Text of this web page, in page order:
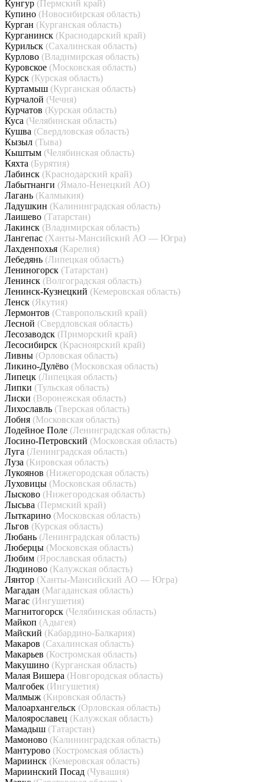
Кунгур (Пермский край)
Купино (Новосибирская область)
Курган (Курганская область)
Курганинск (Краснодарский край)
Курильск (Сахалинская область)
Курлово (Владимирская область)
Куровское (Московская область)
Курск (Курская область)
Куртамыш (Курганская область)
Курчалой (Чечня)
Курчатов (Курская область)
Куса (Челябинская область)
Кушва (Свердловская область)
Кызыл (Тыва)
Кыштым (Челябинская область)
Кяхта (Бурятия)
Лабинск (Краснодарский край)
Лабытнанги (Ямало-Ненецкий АО)
Лагань (Калмыкия)
Ладушкин (Калининградская область)
Лаишево (Татарстан)
Лакинск (Владимирская область)
Лангепас (Ханты-Мансийский АО — Югра)
Лахденпохья (Карелия)
Лебедянь (Липецкая область)
Лениногорск (Татарстан)
Ленинск (Волгоградская область)
Ленинск-Кузнецкий (Кемеровская область)
Ленск (Якутия)
Лермонтов (Ставропольский край)
Лесной (Свердловская область)
Лесозаводск (Приморский край)
Лесосибирск (Красноярский край)
Ливны (Орловская область)
Ликино-Дулёво (Московская область)
Липецк (Липецкая область)
Липки (Тульская область)
Лиски (Воронежская область)
Лихославль (Тверская область)
Лобня (Московская область)
Лодейное Поле (Ленинградская область)
Лосино-Петровский (Московская область)
Луга (Ленинградская область)
Луза (Кировская область)
Лукоянов (Нижегородская область)
Луховицы (Московская область)
Лысково (Нижегородская область)
Лысьва (Пермский край)
Лыткарино (Московская область)
Льгов (Курская область)
Любань (Ленинградская область)
Люберцы (Московская область)
Любим (Ярославская область)
Людиново (Калужская область)
Лянтор (Ханты-Мансийский АО — Югра)
Магадан (Магаданская область)
Магас (Ингушетия)
Магнитогорск (Челябинская область)
Майкоп (Адыгея)
Майский (Кабардино-Балкария)
Макаров (Сахалинская область)
Макарьев (Костромская область)
Макушино (Курганская область)
Малая Вишера (Новгородская область)
Малгобек (Ингушетия)
Малмыж (Кировская область)
Малоархангельск (Орловская область)
Малоярославец (Калужская область)
Мамадыш (Татарстан)
Мамоново (Калининградская область)
Мантурово (Костромская область)
Мариинск (Кемеровская область)
Мариинский Посад (Чувашия)